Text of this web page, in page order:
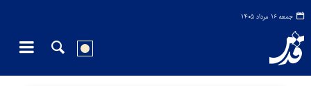
جمعه ۱۶ مرداد ۱۴۰۵